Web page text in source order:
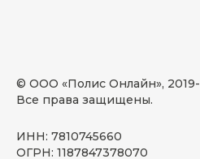
© ООО «Полис Онлайн», 2019-
Все права защищены.
ИНН: 7810745660
ОГРН: 1187847378070